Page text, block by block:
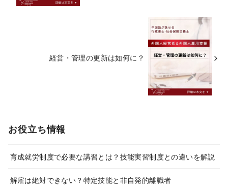
経営・管理の更新は如何に？
お役立ち情報
育成就労制度で必要な講習とは？技能実習制度との違いを解説
解雇は絶対できない？特定技能と非自発的離職者